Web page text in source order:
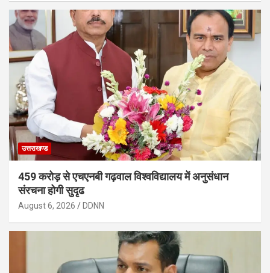
उत्तराखण्ड
459 करोड़ से एचएनबी गढ़वाल विश्वविद्यालय में अनुसंधान
संरचना होगी सुदृढ
August 6, 2026 DDNN